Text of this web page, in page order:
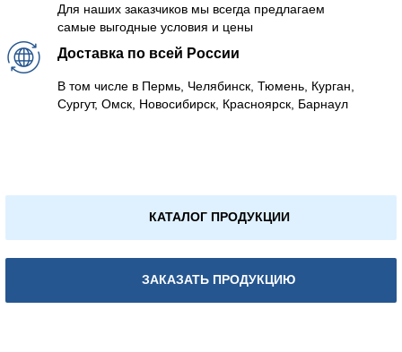
Для наших заказчиков мы всегда предлагаем
самые выгодные условия и цены
Доставка по всей России
В том числе в Пермь, Челябинск, Тюмень, Курган,
Сургут, Омск, Новосибирск, Красноярск, Барнаул
КАТАЛОГ ПРОДУКЦИИ
ЗАКАЗАТЬ ПРОДУКЦИЮ